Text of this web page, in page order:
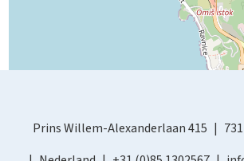
Prins Willem-Alexanderlaan 415